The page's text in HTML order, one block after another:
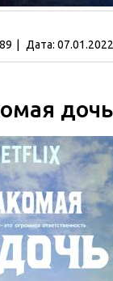
Дата: 07.01.2022